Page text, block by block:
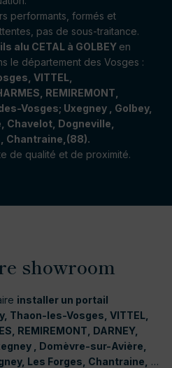
performants, formés et
pas de sous-traitance.
alu CETAL à GOLBEY en
le département des Vosges :
VITTEL,
REMIREMONT,
Vosges; Uxegney , Golbey,
Chavelot, Dogneville,
Chantraine,(88).
de qualité et de proximité.
showroom
installer un portail
Thaon-les-Vosges, VITTEL,
REMIREMONT, DARNEY,
, Domèvre-sur-Avière,
Les Forges, Chantraine,
…